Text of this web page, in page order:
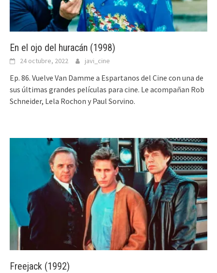
En el ojo del huracán (1998)
24 octubre, 2022 javi_cine
Ep. 86. Vuelve Van Damme a Espartanos del Cine con una de
sus últimas grandes películas para cine. Le acompañan Rob
Schneider, Lela Rochon y Paul Sorvino.
Freejack (1992)